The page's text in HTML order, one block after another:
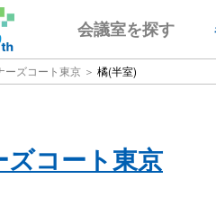
会議室を探す
ーズコート東京 橘(半室)
コート東京